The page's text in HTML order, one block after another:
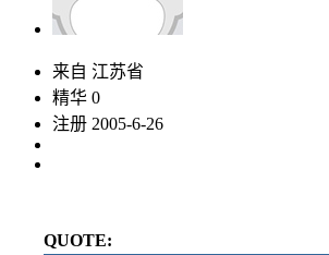
来自 江苏省
精华 0
注册 2005-6-26
QUOTE: